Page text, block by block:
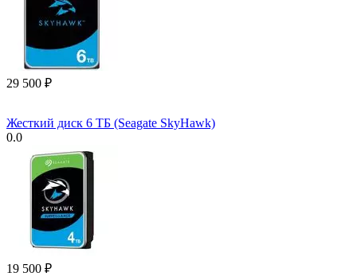
29 500 ₽
Жесткий диск 6 ТБ (Seagate SkyHawk)
0.0
19 500 ₽